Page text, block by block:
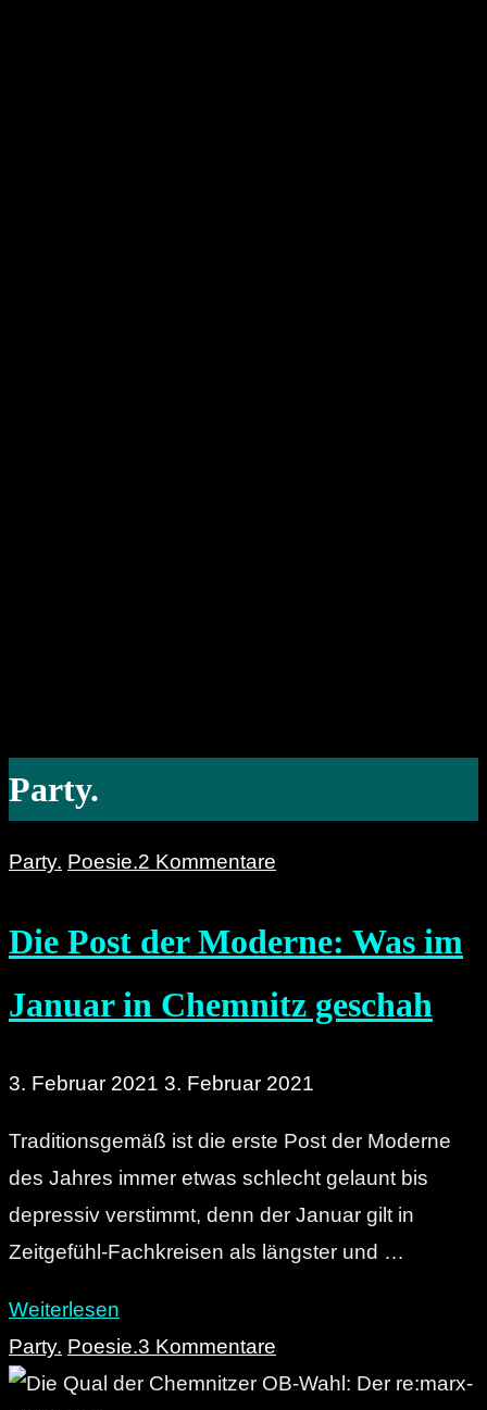
Party.
Party. Poesie.2 Kommentare
Die Post der Moderne: Was im
Januar in Chemnitz geschah
3. Februar 2021 3. Februar 2021
Traditionsgemäß ist die erste Post der Moderne
des Jahres immer etwas schlecht gelaunt bis
depressiv verstimmt, denn der Januar gilt in
Zeitgefühl-Fachkreisen als längster und …
Weiterlesen
Post
der
Party. Poesie.3 Kommentare